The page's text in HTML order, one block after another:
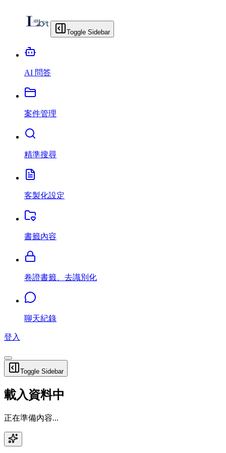
Toggle Sidebar
AI 問答
案件管理
精準搜尋
客製化設定
書籤內容
卷證書籤、去識別化
聊天紀錄
登入
Toggle Sidebar
載入資料中
正在準備內容...